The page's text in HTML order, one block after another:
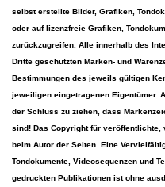
selbst erstellte Bilder, Grafiken,
oder auf lizenzfreie Grafiken,
zurückzugreifen. Alle innerhalb des
Dritte geschützten Marken- und
Bestimmungen des jeweils gültigen
jeweiligen eingetragenen Eigentümer.
der Schluss zu ziehen, dass
sind! Das Copyright für
beim Autor der Seiten. Eine
Tondokumente, Videosequenzen und
gedruckten Publikationen ist ohne